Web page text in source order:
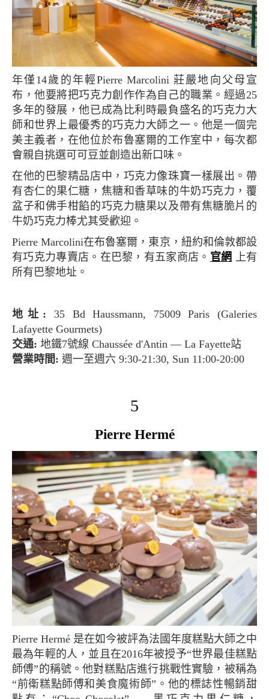
年僅14歲的年輕Pierre Marcolini 莊嚴地向父母宣
布，他要將把巧克力創作作為自己的職業。經過25
多年的發展，他已成為比利時最負盛名的巧克力大
師和世界上最優秀的巧克力大師之一。他是一個完
美主義者，在他位於布魯塞爾的工作室中，每次都
會親自挑選可可豆並創造出新口味。
在他的巴黎精品店中，巧克力像珠寶一樣展出。帶
有杏仁的果仁糖，焦糖和香草味的牛奶巧克力，覆
盆子和佛手柑餡的巧克力糖果以及帶有焦糖脆片的
牛奶巧克力棒尤其受歡迎。
Pierre Marcolini在布魯塞爾，東京，紐約和倫敦都設
有巧克力專賣店。在巴黎，有五家商店。 官網
上有
所有巴黎地址。
地址: 35 Bd Haussmann, 75009 Paris (Galeries
Lafayette Gourmets)
交通: 地鐵7號線 Chaussée d'Antin — La Fayette站
營業時間: 週一至週六 9:30-21:30, Sun 11:00-20:00
5
Pierre Hermé
Pierre Hermé 是在如今被評為法國年度糕點大師之中
最為年輕的人，並且在2016年被授予“世界最佳糕點
師傅”的稱號。他對糕點店進行挑戰性實驗，被稱為
“前衛糕點師傅和美食魔術師”。他的標誌性暢銷甜